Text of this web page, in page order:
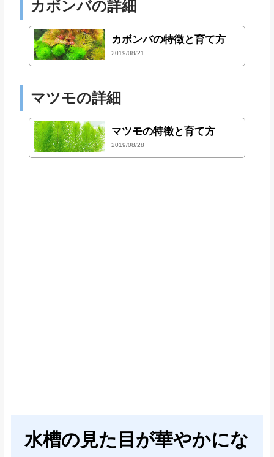
カボンバの詳細
カボンバの特徴と育て方
2019/08/21
マツモの詳細
マツモの特徴と育て方
2019/08/28
水槽の見た目が華やかにな